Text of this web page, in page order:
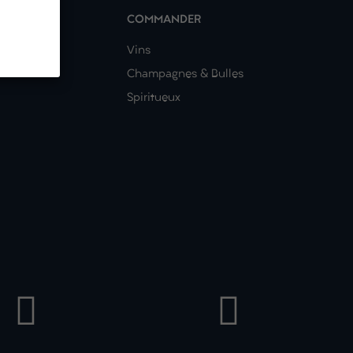
?
COMMANDER
Vins
Champagnes & Bulles
Spiritueux